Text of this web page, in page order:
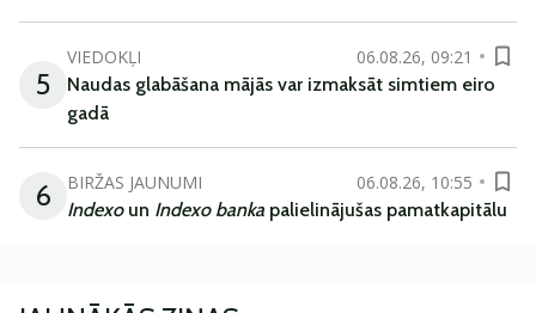
5
VIEDOKĻI
06.08.26, 09:21
Naudas glabāšana mājās var izmaksāt simtiem eiro
gadā
6 BIRŽAS JAUNUMI
06.08.26, 10:55
Indexoun Indexo banka palielinājušas pamatkapitālu